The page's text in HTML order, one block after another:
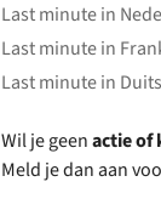
Last minute in
Last minute in
Last minute in
Wil je geenactie of
Meld je dan aan